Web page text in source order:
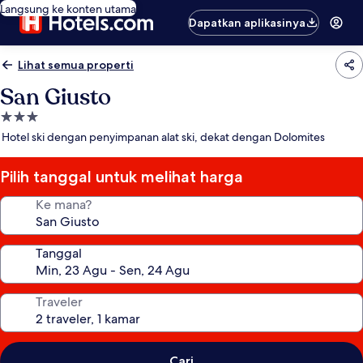
Langsung ke konten utama
Dapatkan aplikasinya
Lihat semua properti
San Giusto
Properti
bintang
Hotel ski dengan penyimpanan alat ski, dekat dengan Dolomites
Pilih tanggal untuk melihat harga
Ke mana?
Tanggal
Traveler